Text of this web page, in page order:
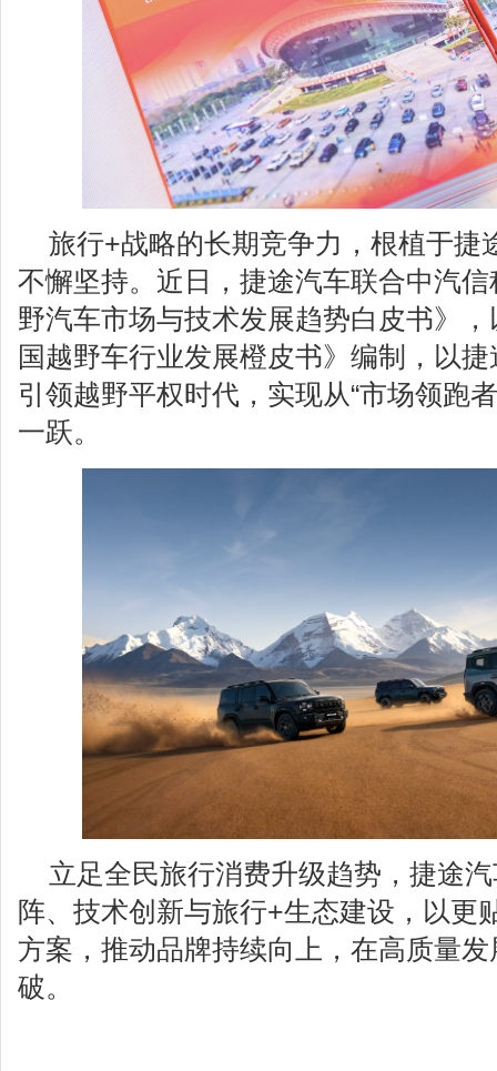
旅行+战略的长期竞争力，根植于捷
不懈坚持。近日，捷途汽车联合中汽
野汽车市场与技术发展趋势白皮书》
国越野车行业发展橙皮书》编制，以
引领越野平权时代，实现从“市场领跑
一跃。
立足全民旅行消费升级趋势，捷途
阵、技术创新与旅行+生态建设，以更
方案，推动品牌持续向上，在高质量
破。